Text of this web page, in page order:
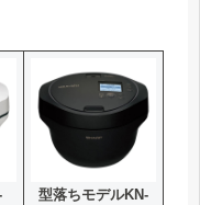
型落ちモデルKN-